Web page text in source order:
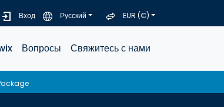
Вход Русский EUR (€)
Вопросы Свяжитесь с нами